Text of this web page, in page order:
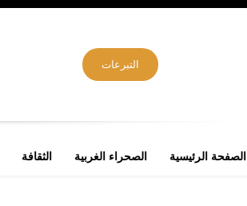
التبرعات
الصفحة الرئيسية الصحراء الغربية الثقافة